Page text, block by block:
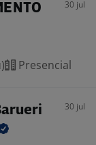
30 jul
Presencial
30 jul